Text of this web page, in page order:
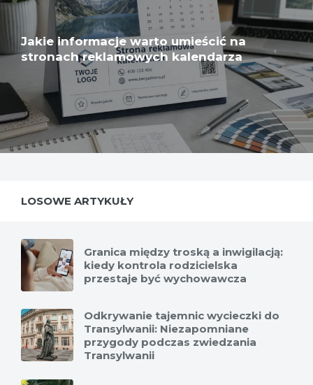
Jakie informacje warto umieścić na
stronach reklamowych kalendarza
LOSOWE ARTYKUŁY
Granica między troską a inwigilacją:
kiedy kontrola rodzicielska
przestaje być wychowawcza
Odkrywanie tajemnic wycieczki do
Transylwanii: Niezapomniane
przygody podczas zwiedzania
Transylwanii